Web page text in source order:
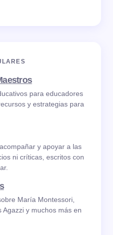
para educadores
y estrategias para
y apoyar a las
ni críticas, escritos con
María Montessori,
Agazzi y muchos más en